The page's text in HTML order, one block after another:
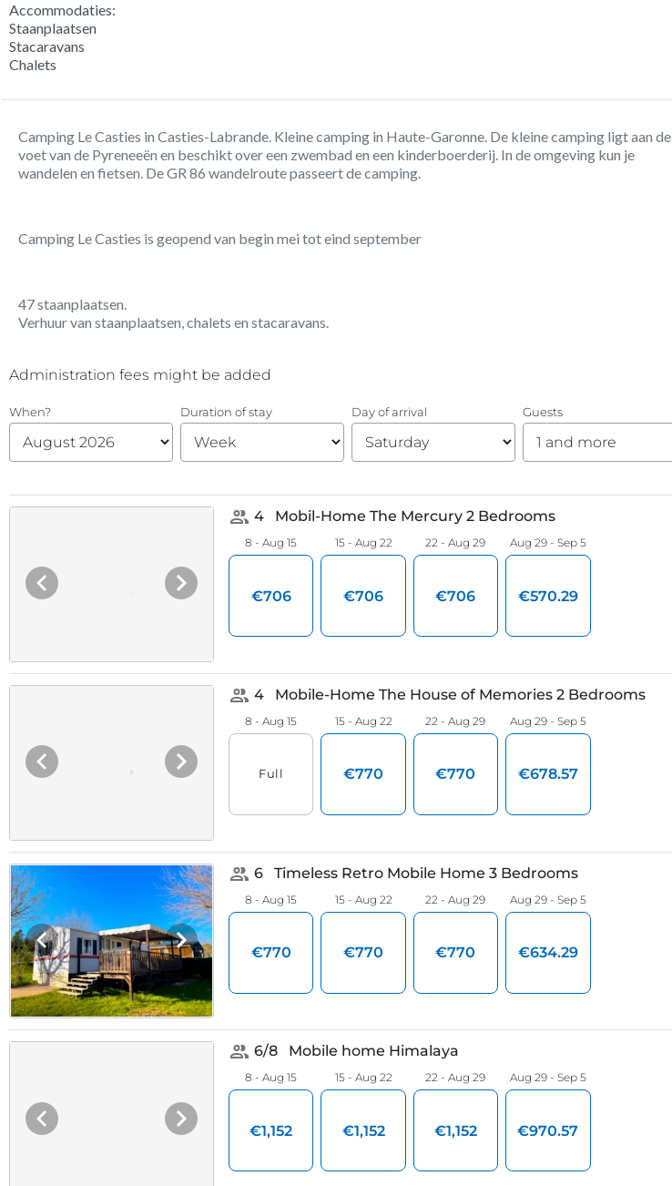
Accommodaties:
Staanplaatsen
Stacaravans
Chalets
Camping Le Casties in Casties-Labrande. Kleine camping in Haute-Garonne. De kleine camping ligt aan de
voet van de Pyreneeën en beschikt over een zwembad en een kinderboerderij. In de omgeving kun je
wandelen en fietsen. De GR 86 wandelroute passeert de camping.
Camping Le Casties is geopend van begin mei tot eind september
47 staanplaatsen.
Verhuur van staanplaatsen, chalets en stacaravans.